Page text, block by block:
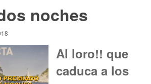
Ayuntamiento
del Alcalde
Que ver
noches
Al loro!! que
caduca a los